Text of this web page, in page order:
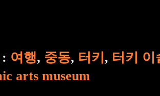
여행, 중동, 터키 , 터키 이
arts museum